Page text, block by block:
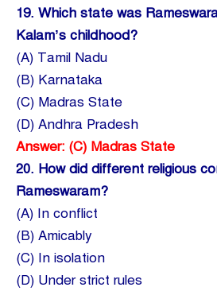
19. Which state was
Kalam’s childhood?
(A) Tamil Nadu
(B) Karnataka
(C) Madras State
(D) Andhra Pradesh
Answer: (C) Madras State
20. How did different religious
Rameswaram?
(A) In conflict
(B) Amicably
(C) In isolation
(D) Under strict rules